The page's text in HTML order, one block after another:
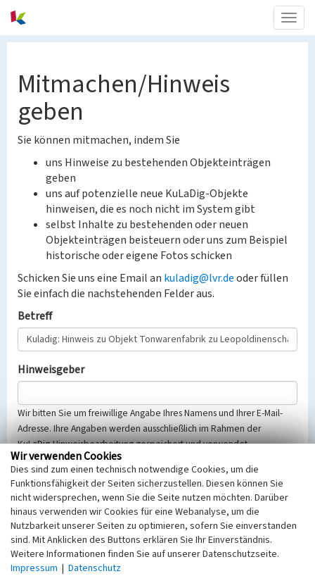
Mitmachen/Hinweis
geben
Sie können mitmachen, indem Sie
uns Hinweise zu bestehenden Objekteinträgen
geben
uns auf potenzielle neue KuLaDig-Objekte
hinweisen, die es noch nicht im System gibt
selbst Inhalte zu bestehenden oder neuen
Objekteinträgen beisteuern oder uns zum Beispiel
historische oder eigene Fotos schicken
Schicken Sie uns eine Email an kuladig@lvr.deoder füllen
Sie einfach die nachstehenden Felder aus.
Betreff
Hinweisgeber
Wir bitten Sie um freiwillige Angabe Ihres Namens und Ihrer E-Mail-
Adresse. Ihre Angaben werden ausschließlich im Rahmen der
KuLaDig-Hinweisbearbeitung gespeichert und verwendet.
Selbstverständlich werden diese entsprechend der Vorschriften des
Telemediengesetzes, des Datenschutzgesetzes NRW und der seit
dem 25.05.2018 gültigen Europäischen Datenschutzgrundverordnung
(EU-DSGVO) vertraulich behandelt, beachten Sie bitte unsere
Hinweise zumDatenschutz
Nachricht
Wir verwenden Cookies
Dies sind zum einen technisch notwendige Cookies, um die
Funktionsfähigkeit der Seiten sicherzustellen. Diesen können Sie
nicht widersprechen, wenn Sie die Seite nutzen möchten. Darüber
hinaus verwenden wir Cookies für eine Webanalyse, um die
Nutzbarkeit unserer Seiten zu optimieren, sofern Sie einverstanden
sind. Mit Anklicken des Buttons erklären Sie Ihr Einverständnis.
Weitere Informationen finden Sie auf unserer Datenschutzseite.
Impressum | Datenschutz